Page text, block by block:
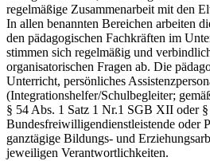
regelmäßige Zusammenarbeit mit den
In allen benannten Bereichen arbeiten
den pädagogischen Fachkräften im
stimmen sich regelmäßig und
organisatorischen Fragen ab. Die
Unterricht, persönliches
(Integrationshelfer/Schulbegleiter;
§ 54 Abs. 1 Satz 1 Nr.1 SGB XII oder
Bundesfreiwilligendienstleistende oder
ganztägige Bildungs- und
jeweiligen Verantwortlichkeiten.